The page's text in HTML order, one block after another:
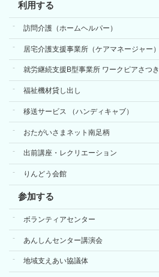
利用する
訪問介護（ホームヘルパー）
居宅介護支援事業所（ケアマネージャー）
就労継続支援B型事業所 ワークピアさつき
福祉機材貸し出し
移送サービス （ハンディキャブ）
おたがいさまネット南足柄
出前講座・レクリエーション
りんどう会館
参加する
ボランティアセンター
あんしんセンター講演会
地域支えあい協議体